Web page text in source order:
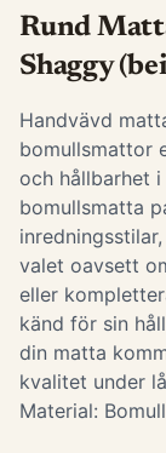
Rund
Shaggy
Handvävd
bomullsmattor
och hållbarhet
bomullsmatta
valet oavsett
eller
känd för sin
din matta
kvalitet under
Material: Bomull